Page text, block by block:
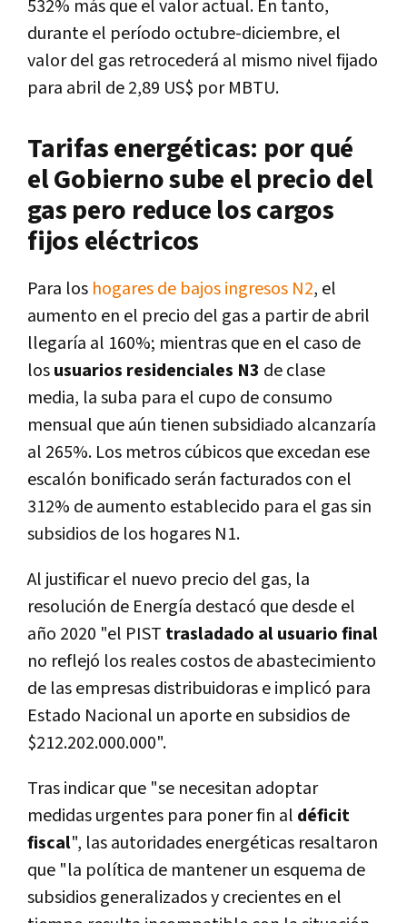
532% más que el valor actual. En tanto,
durante el período octubre-diciembre, el
valor del gas retrocederá al mismo nivel fijado
para abril de 2,89 US$ por MBTU.
Tarifas energéticas: por qué
el Gobierno sube el precio del
gas pero reduce los cargos
fijos eléctricos
Para los hogares de bajos ingresos N2, el
aumento en el precio del gas a partir de abril
llegaría al 160%; mientras que en el caso de
losusuarios residenciales N3 de clase
media, la suba para el cupo de consumo
mensual que aún tienen subsidiado alcanzaría
al 265%. Los metros cúbicos que excedan ese
escalón bonificado serán facturados con el
312% de aumento establecido para el gas sin
subsidios de los hogares N1.
Al justificar el nuevo precio del gas, la
resolución de Energía destacó que desde el
año 2020 "el PIST trasladado al usuario final
no reflejó los reales costos de abastecimiento
de las empresas distribuidoras e implicó para
Estado Nacional un aporte en subsidios de
$212.202.000.000".
Tras indicar que "se necesitan adoptar
medidas urgentes para poner fin al déficit
fiscal", las autoridades energéticas resaltaron
que "la política de mantener un esquema de
subsidios generalizados y crecientes en el